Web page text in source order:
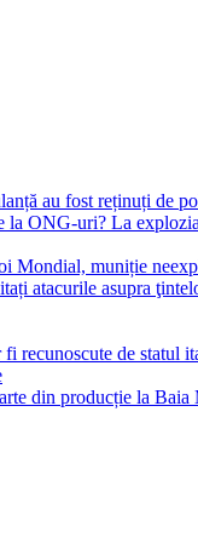
au fost reținuți de
ONG-uri? La
muniție
atacurile asupra
recunoscute de statul
din producție la Baia